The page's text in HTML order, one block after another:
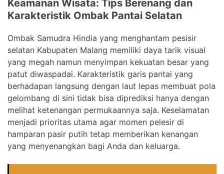
Keamanan Wisata: Tips Berenang dan
Karakteristik Ombak Pantai Selatan
Ombak Samudra Hindia yang menghantam pesisir
selatan Kabupaten Malang memiliki daya tarik visual
yang megah namun menyimpan kekuatan besar yang
patut diwaspadai. Karakteristik garis pantai yang
berhadapan langsung dengan laut lepas membuat pola
gelombang di sini tidak bisa diprediksi hanya dengan
melihat ketenangan permukaannya saja. Keselamatan
menjadi prioritas utama agar momen pelesir di
hamparan pasir putih tetap memberikan kenangan
yang menyenangkan bagi Anda dan keluarga.